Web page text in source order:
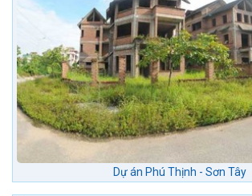
Dự án Phú Thịnh - Sơn Tây